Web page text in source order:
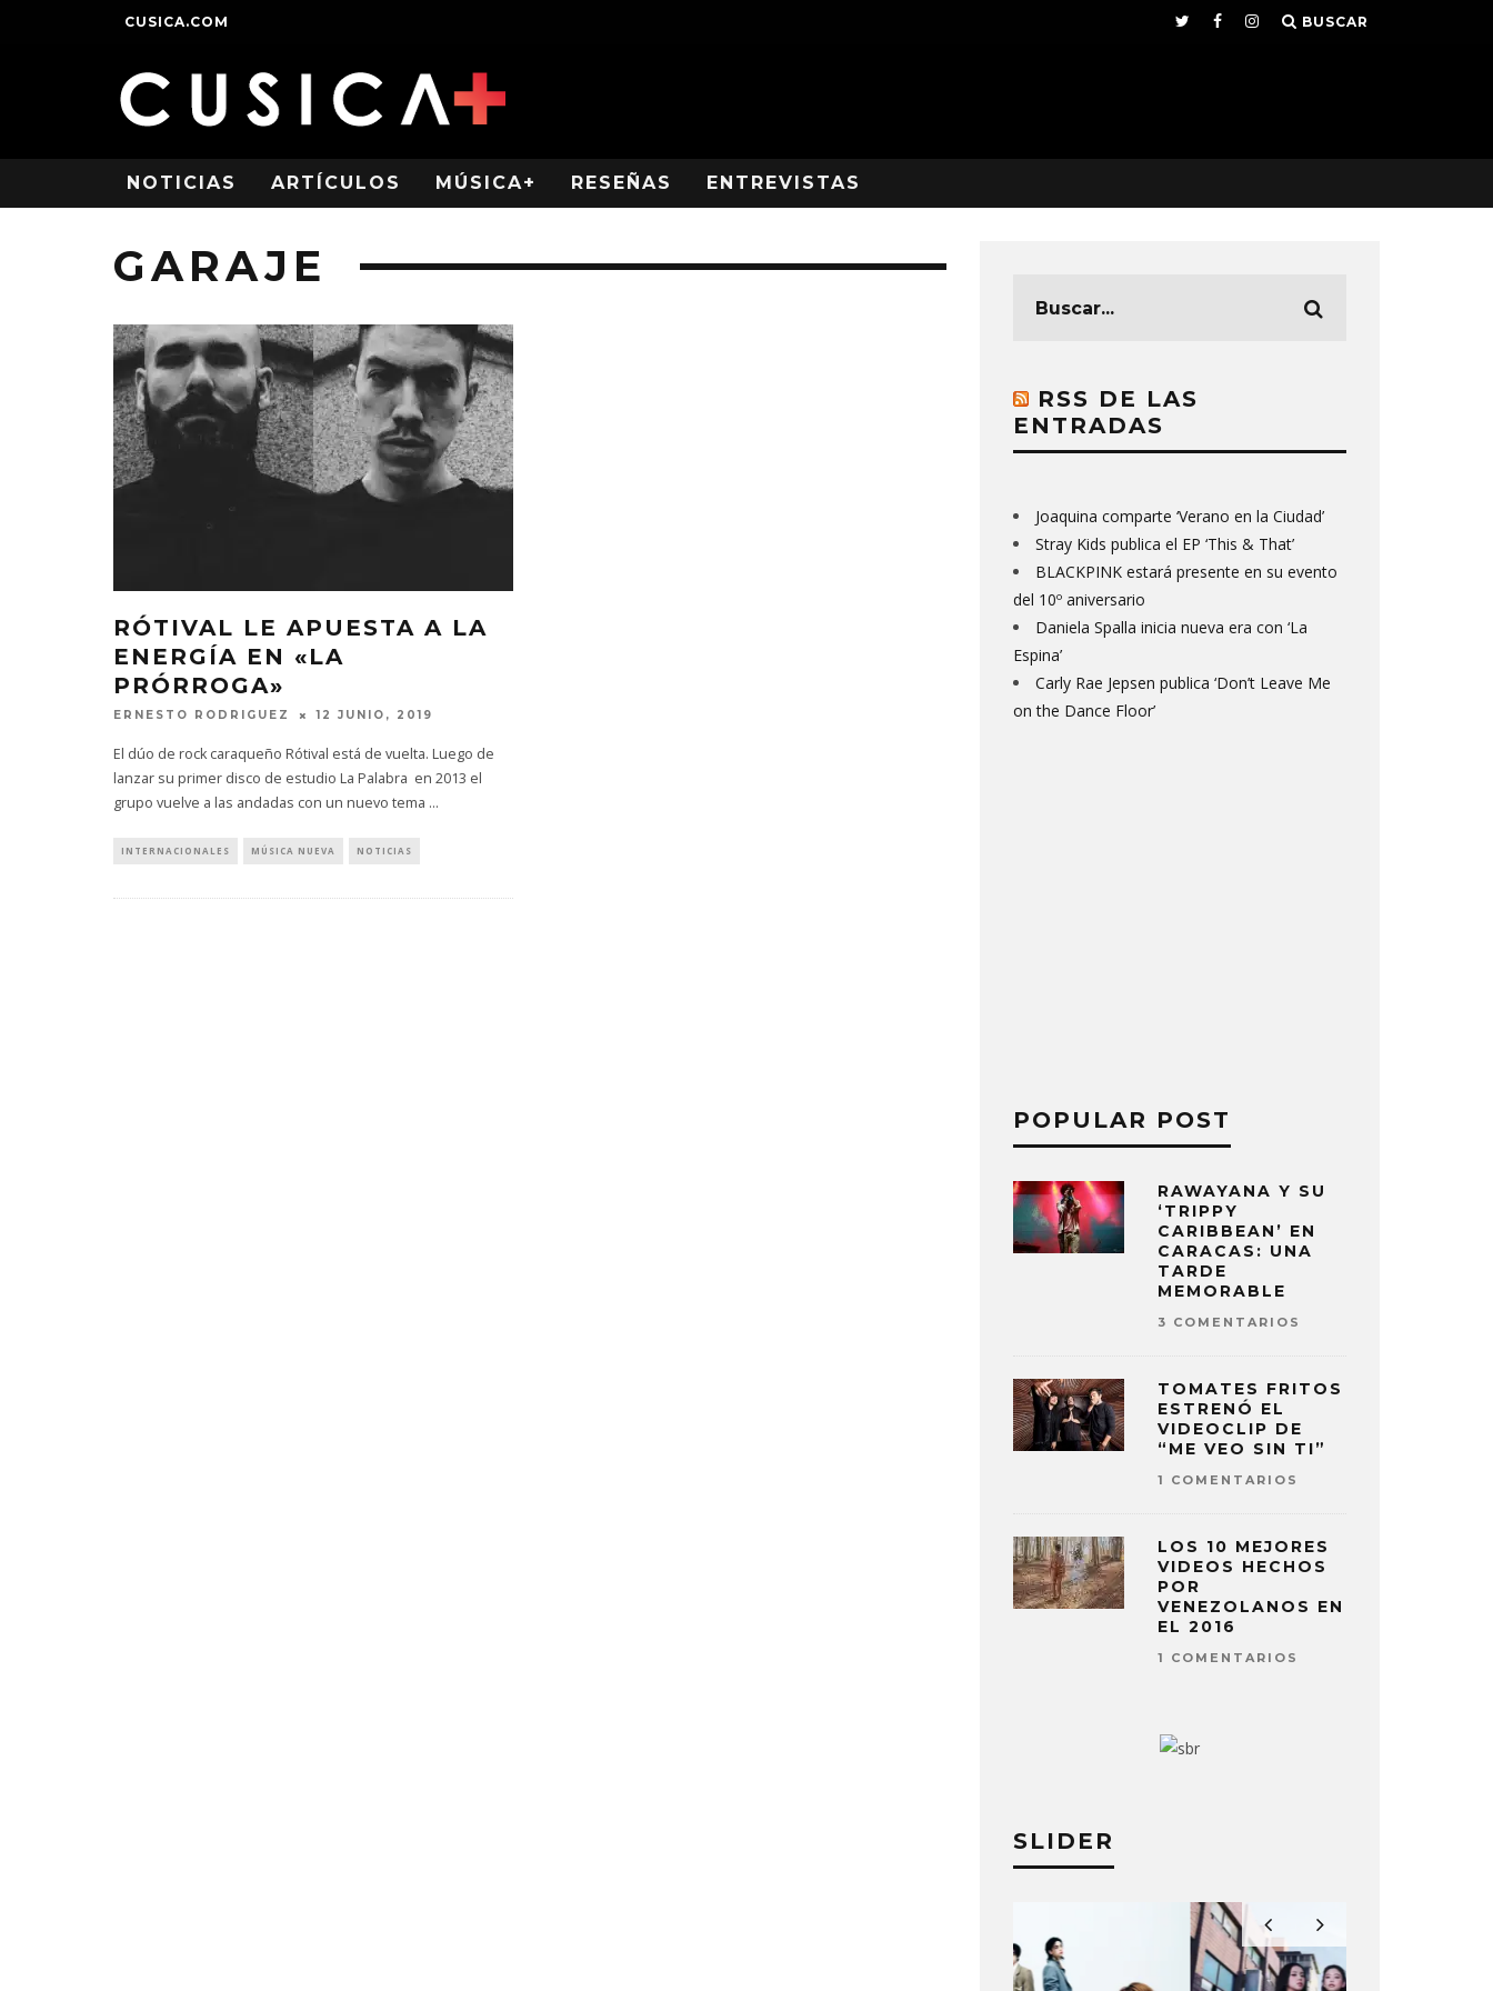
CUSICA.COM BUSCAR
NOTICIAS ARTÍCULOS MÚSICA+ RESEÑAS ENTREVISTAS
GARAJE
RÓTIVAL LE APUESTA A LA
ENERGÍA EN «LA
PRÓRROGA»
ERNESTO RODRIGUEZ 12 JUNIO, 2019
El dúo de rock caraqueño Rótival está de vuelta. Luego de
lanzar su primer disco de estudio La Palabra en 2013 el
grupo vuelve a las andadas con un nuevo tema ...
INTERNACIONALES MÚSICA NUEVA NOTICIAS
RSS DE LAS
ENTRADAS
Joaquina comparte ‘Verano en la Ciudad’
Stray Kids publica el EP ‘This & That’
BLACKPINK estará presente en su evento
del 10º aniversario
Daniela Spalla inicia nueva era con ‘La
Espina’
Carly Rae Jepsen publica ‘Don’t Leave Me
on the Dance Floor’
POPULAR POST
RAWAYANA Y SU
‘TRIPPY
CARIBBEAN’ EN
CARACAS: UNA
TARDE
MEMORABLE
3 COMENTARIOS
TOMATES FRITOS
ESTRENÓ EL
VIDEOCLIP DE
“ME VEO SIN TI”
1 COMENTARIOS
LOS 10 MEJORES
VIDEOS HECHOS
POR
VENEZOLANOS EN
EL 2016
1 COMENTARIOS
SLIDER